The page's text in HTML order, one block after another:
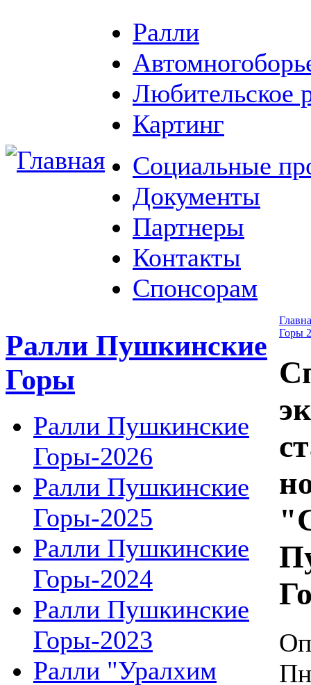
Ралли
Любительское
Картинг
Социальные
Документы
Партнеры
Контакты
Спонсорам
Ралли Пушкинские
Горы
Ралли Пушкинские
Горы-2026
Ралли Пушкинские
Горы-2025
Ралли Пушкинские
Горы-2024
Ралли Пушкинские
Горы-2023
Ралли "Уралхим
Горы